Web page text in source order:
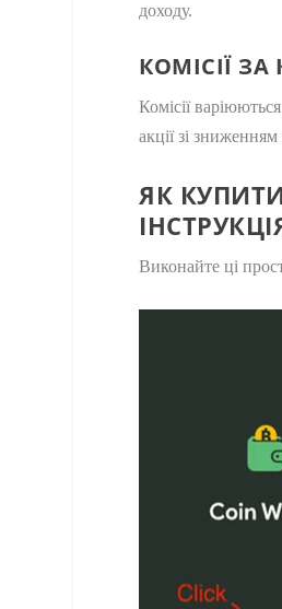
доходу.
КОМІСІЇ
Комісії
акції зі
ЯК
Виконайте ці